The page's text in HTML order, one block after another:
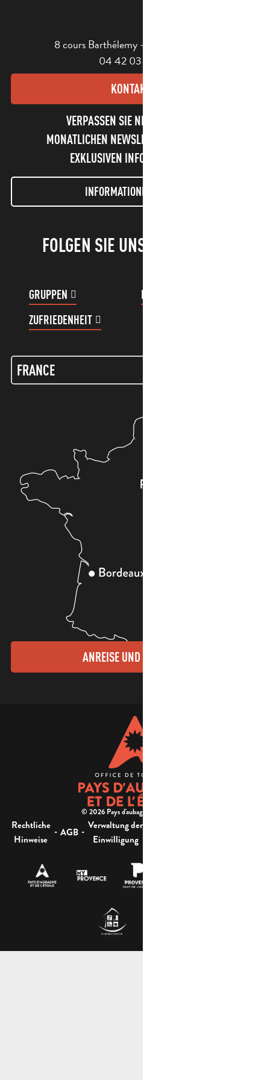
8 cours Barthélemy - 13400 Aubagne
04 42 03 49 98
KONTAKT
VERPASSEN SIE NICHT UNSEREN
MONATLICHEN NEWSLETTER UND UNSERE
EXKLUSIVEN INFORMATIONEN!
INFORMATIONEN LETTER
FOLGEN SIE UNS!
GRUPPEN
KUNDENKONTO
ZUFRIEDENHEIT
ANREISE UND KONTAKTE
© 2026 Pays d'aubagne et de l'étoile -
Rechtliche
Hinweise
- AGB - Verwaltung der
Einwilligung